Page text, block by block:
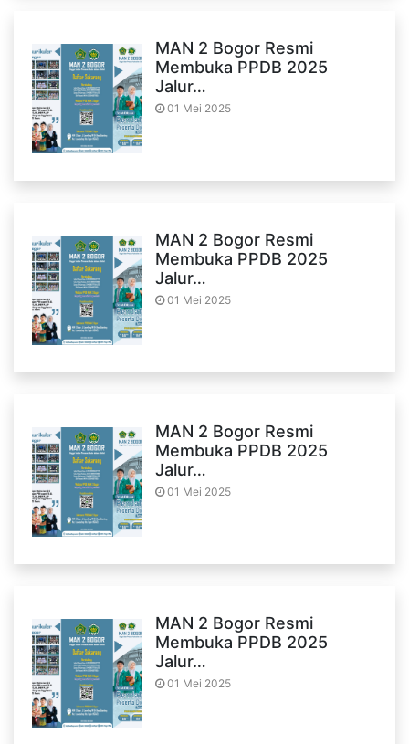
MAN 2 Bogor Resmi
Membuka PPDB 2025
Jalur…
01 Mei 2025
MAN 2 Bogor Resmi
Membuka PPDB 2025
Jalur…
01 Mei 2025
MAN 2 Bogor Resmi
Membuka PPDB 2025
Jalur…
01 Mei 2025
MAN 2 Bogor Resmi
Membuka PPDB 2025
Jalur…
01 Mei 2025